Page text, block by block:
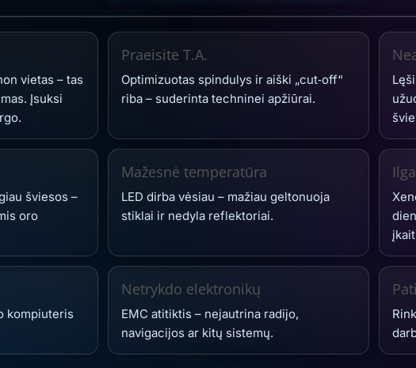
vietas – tas
Įsuksi
Praeisite T.A.
Optimizuotas spindulys ir aiški „cut‑off“
riba – suderinta techninei apžiūrai.
šviesos –
oro
Mažesnė temperatūra
LED dirba vėsiau – mažiau geltonuoja
stiklai ir nedyla reflektoriai.
kompiuteris
Netrykdo elektronikų
EMC atitiktis – nejautrina radijo,
navigacijos ar kitų sistemų.